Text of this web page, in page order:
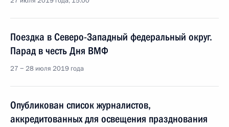
Поездка в Северо-Западный федеральный округ.
Парад в честь Дня ВМФ
27 − 28 июля 2019 года
Опубликован список журналистов,
аккредитованных для освещения празднования